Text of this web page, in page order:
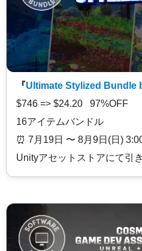
『Ultimate Stylized Bundle
$746 => $24.20 97%OFF
16アイテムバンドル
⏰️ 7月19日 〜 8月9日(日)
Unityアセットストアにて引